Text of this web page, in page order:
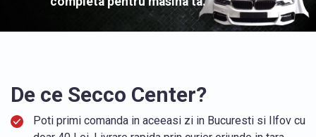
De ce Secco Center?
Poti primi comanda in aceeasi zi in Bucuresti si Ilfov cu